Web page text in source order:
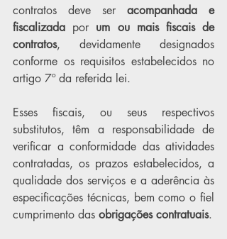
contratos deve ser acompanhada e
fiscalizada por um ou mais fiscais de
contratos, devidamente designados
conforme os requisitos estabelecidos no
artigo 7º da referida lei.
Esses fiscais, ou seus respectivos
substitutos, têm a responsabilidade de
verificar a conformidade das atividades
contratadas, os prazos estabelecidos, a
qualidade dos serviços e a aderência às
especificações técnicas, bem como o fiel
cumprimento das obrigações contratuais.